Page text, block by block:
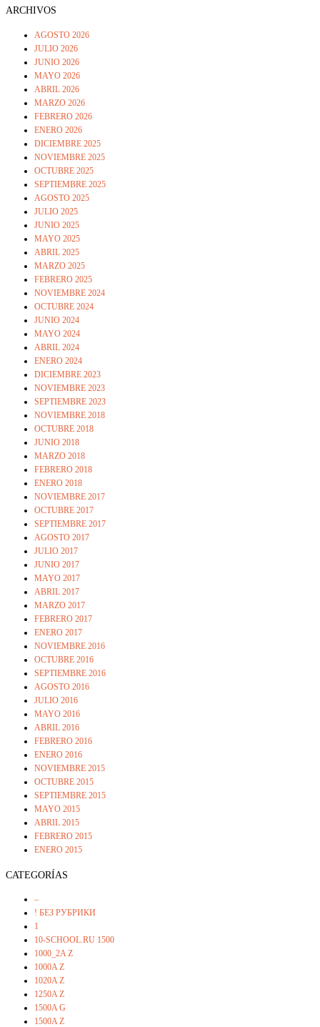
ARCHIVOS
AGOSTO 2026
JULIO 2026
JUNIO 2026
MAYO 2026
ABRIL 2026
MARZO 2026
FEBRERO 2026
ENERO 2026
DICIEMBRE 2025
NOVIEMBRE 2025
OCTUBRE 2025
SEPTIEMBRE 2025
AGOSTO 2025
JULIO 2025
JUNIO 2025
MAYO 2025
ABRIL 2025
MARZO 2025
FEBRERO 2025
NOVIEMBRE 2024
OCTUBRE 2024
JUNIO 2024
MAYO 2024
ABRIL 2024
ENERO 2024
DICIEMBRE 2023
NOVIEMBRE 2023
SEPTIEMBRE 2023
NOVIEMBRE 2018
OCTUBRE 2018
JUNIO 2018
MARZO 2018
FEBRERO 2018
ENERO 2018
NOVIEMBRE 2017
OCTUBRE 2017
SEPTIEMBRE 2017
AGOSTO 2017
JULIO 2017
JUNIO 2017
MAYO 2017
ABRIL 2017
MARZO 2017
FEBRERO 2017
ENERO 2017
NOVIEMBRE 2016
OCTUBRE 2016
SEPTIEMBRE 2016
AGOSTO 2016
JULIO 2016
MAYO 2016
ABRIL 2016
FEBRERO 2016
ENERO 2016
NOVIEMBRE 2015
OCTUBRE 2015
SEPTIEMBRE 2015
MAYO 2015
ABRIL 2015
FEBRERO 2015
ENERO 2015
CATEGORÍAS
–
! БЕЗ РУБРИКИ
1
10-SCHOOL.RU 1500
1000_2A Z
1000A Z
1020A Z
1250A Z
1500A G
1500A Z